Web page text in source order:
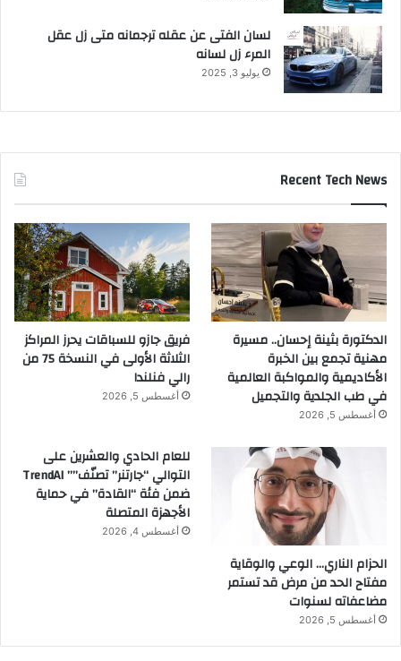
لسان الفتى عن عقله ترجمانه متى زل عقل
المرء زل لسانه
يوليو 3, 2025
Recent Tech News
الدكتورة بثينة إحسان.. مسيرة
مهنية تجمع بين الخبرة
الأكاديمية والمواكبة العالمية
في طب الجلدية والتجميل
أغسطس 5, 2026
فريق جازو للسباقات يحرز المراكز
الثلاثة الأولى في النسخة 75 من
رالي فنلندا
أغسطس 5, 2026
الحزام الناري… الوعي والوقاية
مفتاح الحد من مرض قد تستمر
مضاعفاته لسنوات
أغسطس 5, 2026
للعام الحادي والعشرين على
التوالي “جارتنر” تصنّف”” TrendAI
ضمن فئة “القادة” في حماية
الأجهزة المتصلة
أغسطس 4, 2026